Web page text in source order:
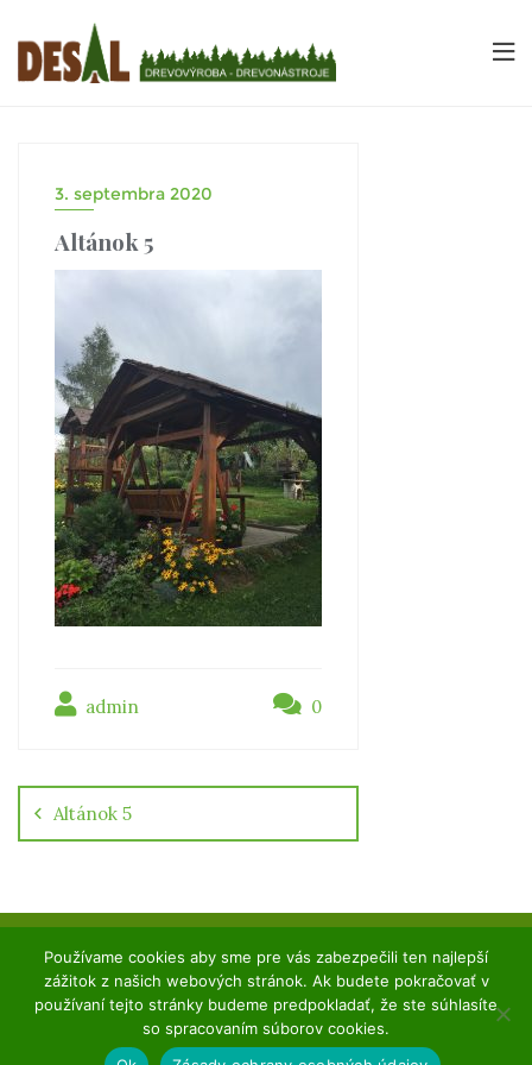
3. septembra 2020
Altánok 5
admin 0
v
článku
Altánok 5
Copyright ©2020 DESAL. Všetky práva vyhradené.
Designed by KAnet
O nás
GDPR Kontakt
Používame cookies aby sme pre vás zabezpečili ten najlepší
zážitok z našich webových stránok. Ak budete pokračovať v
používaní tejto stránky budeme predpokladať, že ste súhlasíte
so spracovaním súborov cookies.